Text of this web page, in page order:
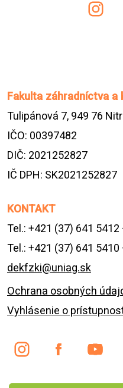
Fakulta záhradníctva a
Tulipánová 7, 949 76
IČO: 00397482
DIČ: 2021252827
IČ DPH: SK2021252827
KONTAKT
Tel.: +421 (37) 641
Tel.: +421 (37) 641
dekfzki@uniag.sk
Ochrana osobných
Vyhlásenie o